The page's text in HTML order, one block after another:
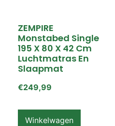
ZEMPIRE
Monstabed Single
195 X 80 X 42 Cm
Luchtmatras En
Slaapmat
€249,99
Winkelwagen